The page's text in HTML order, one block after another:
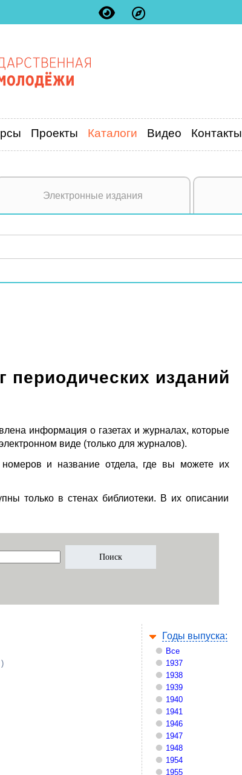
Проекты Каталоги Видео Контакты
Электронные издания
периодических изданий
информация о газетах и журналах, которые
виде (только для журналов).
и название отдела, где вы можете их
только в стенах библиотеки. В их описании
Годы выпуска:
Все
1937
1938
1939
1940
1941
1946
1947
1948
1954
1955